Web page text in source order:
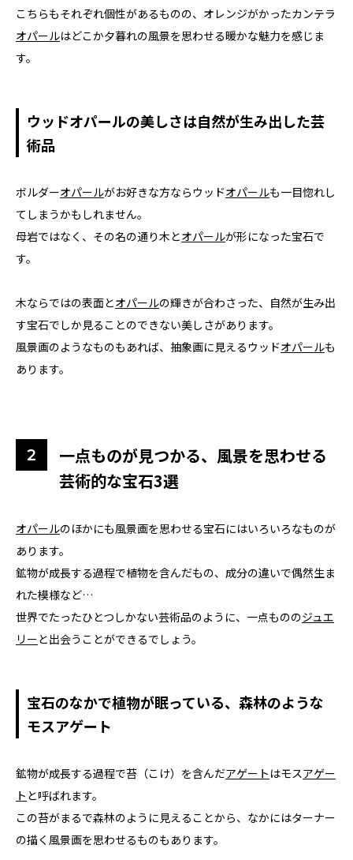
こちらもそれぞれ個性があるものの、オレンジがかったカンテラ
オパールはどこか夕暮れの風景を思わせる暖かな魅力を感じま
す。
ウッドオパールの美しさは自然が生み出した芸
術品
ボルダーオパールがお好きな方ならウッドオパールも一目惚れし
てしまうかもしれません。
母岩ではなく、その名の通り木とオパールが形になった宝石で
す。
木ならではの表面とオパールの輝きが合わさった、自然が生み出
す宝石でしか見ることのできない美しさがあります。
風景画のようなものもあれば、抽象画に見えるウッドオパールも
あります。
一点ものが見つかる、風景を思わせる
芸術的な宝石3選
オパールのほかにも風景画を思わせる宝石にはいろいろなものが
あります。
鉱物が成長する過程で植物を含んだもの、成分の違いで偶然生ま
れた模様など…
世界でたったひとつしかない芸術品のように、一点もののジュエ
リーと出会うことができるでしょう。
宝石のなかで植物が眠っている、森林のような
モスアゲート
鉱物が成長する過程で苔（こけ）を含んだアゲート はモスアゲー
ト と呼ばれます。
この苔がまるで森林のように見えることから、なかにはターナー
の描く風景画を思わせるものもあります。